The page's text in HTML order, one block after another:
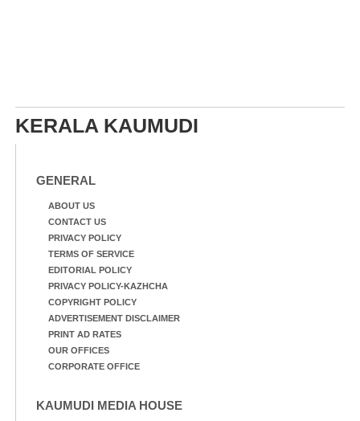
KERALA KAUMUDI
GENERAL
ABOUT US
CONTACT US
PRIVACY POLICY
TERMS OF SERVICE
EDITORIAL POLICY
PRIVACY POLICY-KAZHCHA
COPYRIGHT POLICY
ADVERTISEMENT DISCLAIMER
PRINT AD RATES
OUR OFFICES
CORPORATE OFFICE
KAUMUDI MEDIA HOUSE